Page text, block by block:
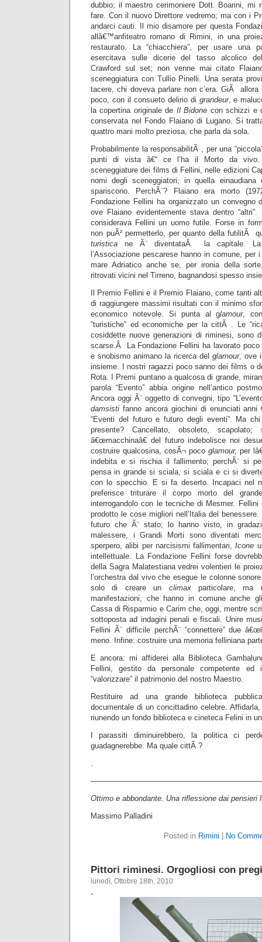
dubbio; il maestro cerimoniere Dott. Boarini, mi
fare. Con il nuovo Direttore vedremo; ma con i
andarci cauti. Il mio disamore per questa
allâ€™anfiteatro romano di Rimini, in una
restaurato. La “chiacchiera”, per usare una
esercitava sulle dicerie del tasso alcolico
Crawford sul set; non venne mai citato
sceneggiatura con Tullio Pinelli. Una serata
tacere, chi doveva parlare non c’era. GiÃ
poco, con il consueto delirio di grandeur, e
la copertina originale de Il Bidone con schizzi e
conservata nel Fondo Flaiano di Lugano. Si
quattro mani molto preziosa, che parla da sola.
Probabilmente la responsabilitÃ , per una
punti di vista â€“ ce l’ha il Morto da vivo.
sceneggiature dei films di Fellini, nelle edizioni
nomi degli sceneggiatori; in quella einaudiana
spariscono. PerchÃ¨? Flaiano era morto
Fondazione Fellini ha organizzato un convegno
ove Flaiano evidentemente stava dentro
considerava Fellini un uomo futile. Forse in
non puÃ² permetterlo, per quanto della futilitÃ
turistica ne Ã¨ diventataÂ la capitale. La
l’Associazione pescarese hanno in comune,
mare Adriatico anche se, per ironia della
ritrovati vicini nel Tirreno, bagnandosi spesso
Il Premio Fellini e il Premio Flaiano, come tanti
di raggiungere massimi risultati con il minimo
economico notevole. Si punta al glamour,
“turistiche” ed economiche per la cittÃ . Le
cosiddette nuove generazioni di riminesi, sono
scarse.Â La Fondazione Fellini ha lavorato
e snobismo animano la ricerca del glamour, ove
insieme. I nostri ragazzi poco sanno dei films o
Rota. I Premi puntano a qualcosa di grande,
parola “Evento” abbia origine nell’antico
Ancora oggi Ã¨ oggetto di convegni, tipo
damsisti fanno ancora giochini di enunciati
“Eventi del futuro e futuro degli eventi”. Ma
presente? Cancellato, obsoleto,
â€œmacchinaâ€ del futuro indebolisce noi
costruire qualcosina, cosÃ¬ poco glamour,per
indebita e si rischia il fallimento; perchÃ¨ si
pensa in grande si sciala, si sciala e ci si
con lo specchio. E si fa deserto. Incapaci nel
preferisce triturare il corpo morto del
interrogandolo con le tecniche di Mesmer.
prodotto le cose migliori nell’Italia del
futuro che Ã¨ stato; lo hanno visto, in
malessere, i Grandi Morti sono diventati
sperpero, alibi per narcisismi fallimentari,Icone
intellettuale. La Fondazione Fellini forse
della Sagra Malatestiana vedrei volentieri le
l’orchestra dal vivo che esegue le colonne
solo di creare un climaxparticolare, ma
manifestazioni, che hanno in comune anche
Cassa di Risparmio e Carim che, oggi, mentre
sottoposta ad indagini penali e fiscali. Unire
Fellini Ã¨ difficile perchÃ¨ “connettere” due
meno. Infine: costruire una memoria felliniana
E ancora: mi affiderei alla Biblioteca
Fellini, gestito da personale competente ed
“valorizzare” il patrimonio del nostro Maestro.
Restituire ad una grande biblioteca
documentale di un concittadino celebre.
riunendo un fondo biblioteca e cineteca Felini in
I parassiti diminuirebbero, la politica ci
guadagnerebbe. Ma quale cittÃ ?
.
Ottimo e abbondante. Una riflessione dai pensieri
Massimo Palladini
Posted in Rimini No
Pittori riminesi. Orgogliosi con
lunedì, Ottobre 18th, 2010
.